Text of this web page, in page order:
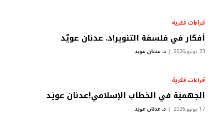
قراءات فكرية
أفكار في فلسفة التنوير!د. عدنان عويّد
23 يوليو,2026 د. عدنان عويد
قراءات فكرية
الجهميّة في الخطاب الإسلامي!عدنان عويّد
17 يوليو,2026 د. عدنان عويد